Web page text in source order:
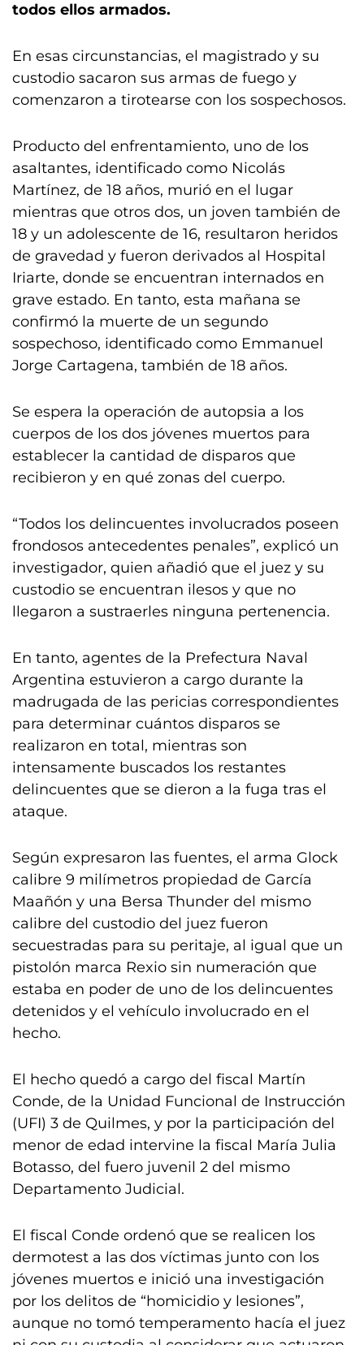
todos ellos armados.
En esas circunstancias, el magistrado y su
custodio sacaron sus armas de fuego y
comenzaron a tirotearse con los sospechosos.
Producto del enfrentamiento, uno de los
asaltantes, identificado como Nicolás
Martínez, de 18 años, murió en el lugar
mientras que otros dos, un joven también de
18 y un adolescente de 16, resultaron heridos
de gravedad y fueron derivados al Hospital
Iriarte, donde se encuentran internados en
grave estado. En tanto, esta mañana se
confirmó la muerte de un segundo
sospechoso, identificado como Emmanuel
Jorge Cartagena, también de 18 años.
Se espera la operación de autopsia a los
cuerpos de los dos jóvenes muertos para
establecer la cantidad de disparos que
recibieron y en qué zonas del cuerpo.
“Todos los delincuentes involucrados poseen
frondosos antecedentes penales”, explicó un
investigador, quien añadió que el juez y su
custodio se encuentran ilesos y que no
llegaron a sustraerles ninguna pertenencia.
En tanto, agentes de la Prefectura Naval
Argentina estuvieron a cargo durante la
madrugada de las pericias correspondientes
para determinar cuántos disparos se
realizaron en total, mientras son
intensamente buscados los restantes
delincuentes que se dieron a la fuga tras el
ataque.
Según expresaron las fuentes, el arma Glock
calibre 9 milímetros propiedad de García
Maañón y una Bersa Thunder del mismo
calibre del custodio del juez fueron
secuestradas para su peritaje, al igual que un
pistolón marca Rexio sin numeración que
estaba en poder de uno de los delincuentes
detenidos y el vehículo involucrado en el
hecho.
El hecho quedó a cargo del fiscal Martín
Conde, de la Unidad Funcional de Instrucción
(UFI) 3 de Quilmes, y por la participación del
menor de edad intervine la fiscal María Julia
Botasso, del fuero juvenil 2 del mismo
Departamento Judicial.
El fiscal Conde ordenó que se realicen los
dermotest a las dos víctimas junto con los
jóvenes muertos e inició una investigación
por los delitos de “homicidio y lesiones”,
aunque no tomó temperamento hacía el juez